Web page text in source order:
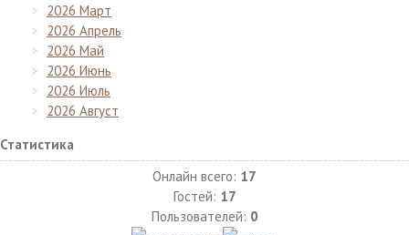
2026 Март
2026 Апрель
2026 Май
2026 Июнь
2026 Июль
2026 Август
Статистика
Онлайн всего: 17
Гостей: 17
Пользователей: 0